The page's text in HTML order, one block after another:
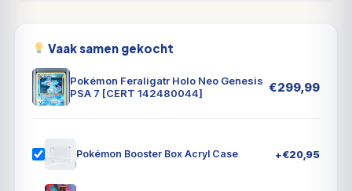
Vaak samen gekocht
Pokémon Feraligatr Holo Neo Genesis
PSA 7 [CERT 142480044]
€299,99
Pokémon Booster Box Acryl Case +€20,95